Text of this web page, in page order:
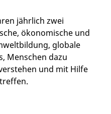
jährlich zwei
ökonomische und
globale
Menschen dazu
und mit Hilfe